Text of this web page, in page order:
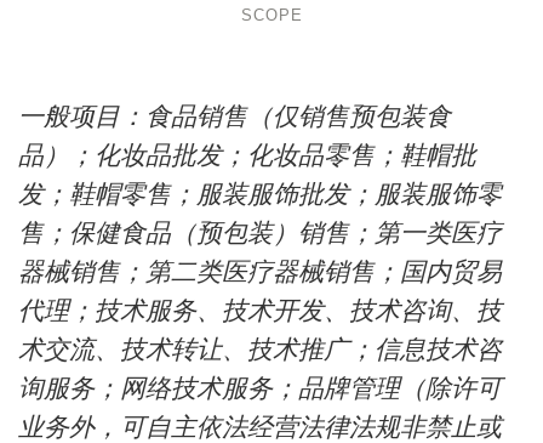
SCOPE
一般项目：食品销售（仅销售预包装食
品）；化妆品批发；化妆品零售；鞋帽批
发；鞋帽零售；服装服饰批发；服装服饰零
售；保健食品（预包装）销售；第一类医疗
器械销售；第二类医疗器械销售；国内贸易
代理；技术服务、技术开发、技术咨询、技
术交流、技术转让、技术推广；信息技术咨
询服务；网络技术服务；品牌管理（除许可
业务外，可自主依法经营法律法规非禁止或